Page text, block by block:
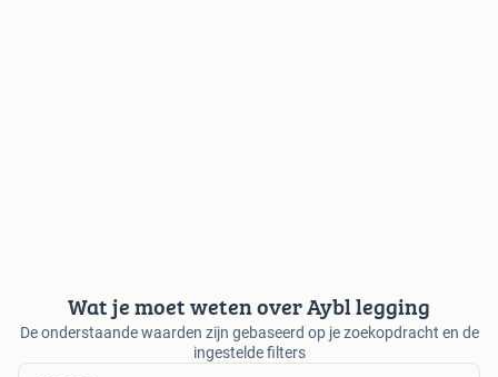
Wat je moet weten over Aybl legging
De onderstaande waarden zijn gebaseerd op je zoekopdracht en de
ingestelde filters